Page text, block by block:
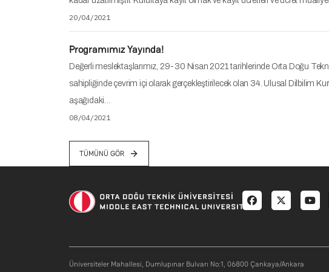
20/04/2021
Programımız Yayında!
Değerli meslektaşlarımız, 29-30 Nisan 2021 tarihlerinde Orta Doğu
sahipliğinde çevrim içi olarak gerçekleştirilecek olan 34. Ulusal Dilbilim
aşağıdaki…
08/04/2021
TÜMÜNÜ GÖR
Social
Üniversiteler Mahallesi, Dumlupınar Bulvarı No:1, 06800 Çankaya/Ankara